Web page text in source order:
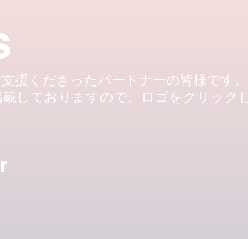
援くださったパートナーの皆様です。
しておりますので、ロゴをクリック